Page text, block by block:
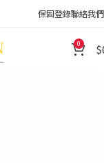
保固登錄聯絡我們
0